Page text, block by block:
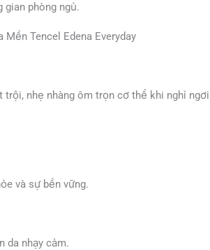
gian phòng ngủ.
nhẹ nhàng ôm trọn cơ thể khi nghỉ
và sự bền vững.
da nhạy cảm.